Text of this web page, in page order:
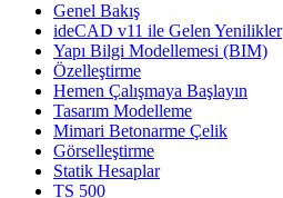
Genel Bakış
ideCAD v11 ile Gelen Yenilikler
Yapı Bilgi Modellemesi (BIM)
Özelleştirme
Hemen Çalışmaya Başlayın
Tasarım Modelleme
Mimari Betonarme Çelik
Görselleştirme
Statik Hesaplar
TS 500